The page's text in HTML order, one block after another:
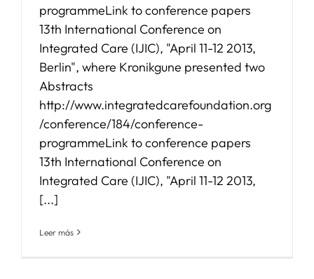
programmeLink to conference papers
13th International Conference on
Integrated Care (IJIC), "April 11-12 2013,
Berlin", where Kronikgune presented two
Abstracts
http://www.integratedcarefoundation.org
/conference/184/conference-
programmeLink to conference papers
13th International Conference on
Integrated Care (IJIC), "April 11-12 2013,
[...]
Leer más